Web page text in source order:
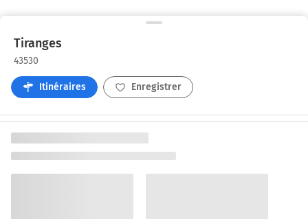
Tiranges
43530
Itinéraires Enregistrer